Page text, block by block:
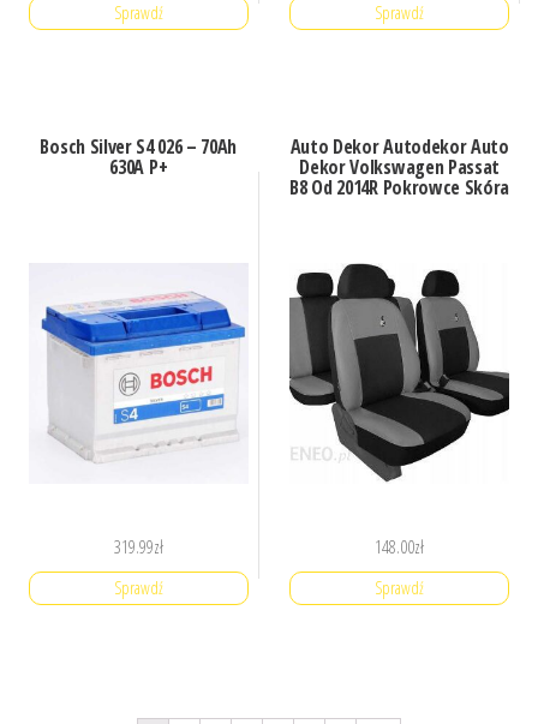
Sprawdź Sprawdź
Bosch Silver S4 026 – 70Ah
630A P+
319.99zł
Sprawdź
Auto Dekor Autodekor Auto
Dekor Volkswagen Passat
B8 Od 2014R Pokrowce Skóra
148.00zł
Sprawdź